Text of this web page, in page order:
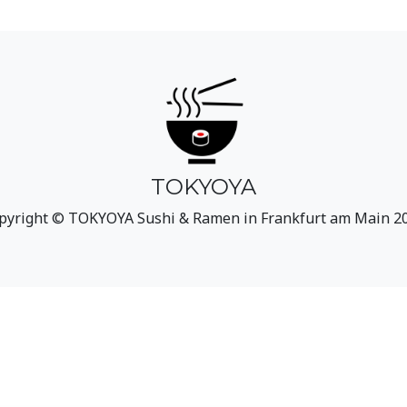
TOKYOYA
© TOKYOYA Sushi & Ramen in Frankfurt am Main